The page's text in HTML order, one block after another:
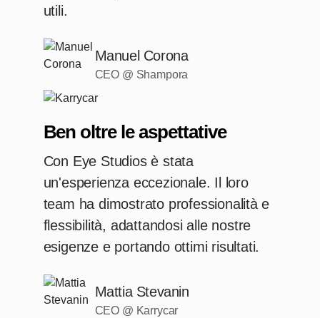
utili.
Manuel Corona
CEO @ Shampora
Ben oltre le aspettative
Con Eye Studios è stata
un'esperienza eccezionale. Il loro
team ha dimostrato professionalità e
flessibilità, adattandosi alle nostre
esigenze e portando ottimi risultati.
Mattia Stevanin
CEO @ Karrycar